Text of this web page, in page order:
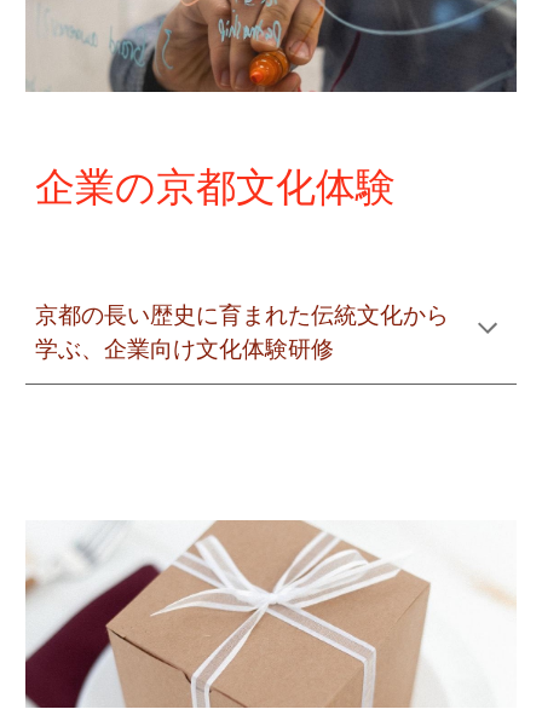
企業の京都文化体験
京都の長い歴史に育まれた伝統文化から
学ぶ、企業向け文化体験研修